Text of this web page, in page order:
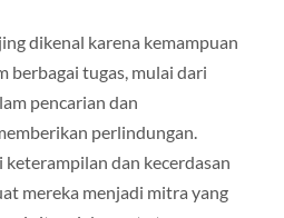
dikenal karena kemampuan
berbagai tugas, mulai dari
pencarian dan
perlindungan.
dan kecerdasan
mereka menjadi mitra yang